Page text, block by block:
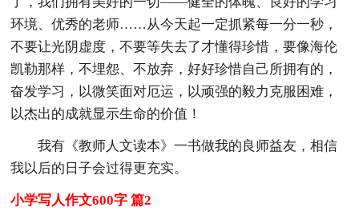
环境、优秀的老师……从今天起一定抓紧每一分一秒，
不要让光阴虚度，不要等失去了才懂得珍惜，要像海伦
凯勒那样，不埋怨、不放弃，好好珍惜自己所拥有的，
奋发学习，以微笑面对厄运，以顽强的毅力克服困难，
以杰出的成就显示生命的价值！
我有《教师人文读本》一书做我的良师益友，相信
我以后的日子会过得更充实。
小学写人作文600字 篇2